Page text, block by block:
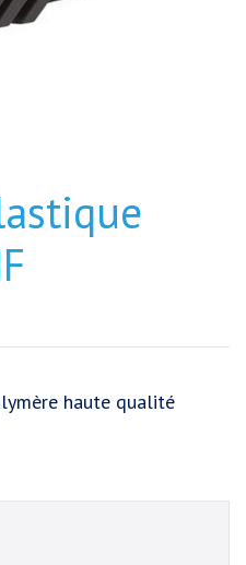
haute qualité